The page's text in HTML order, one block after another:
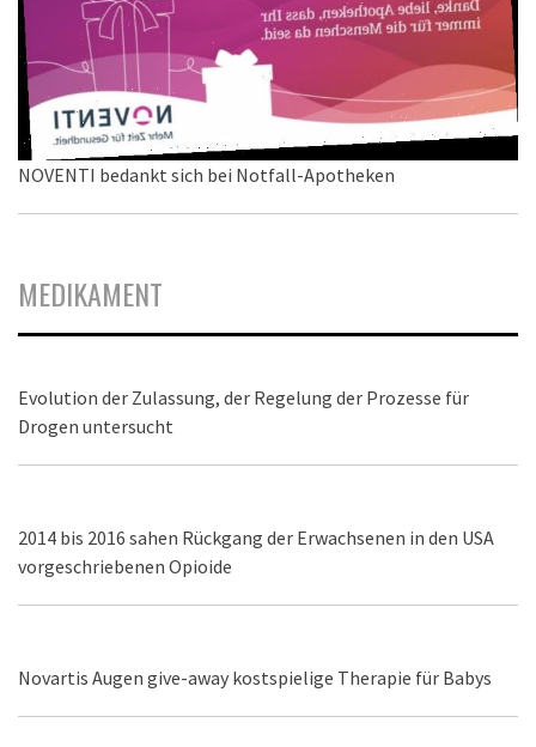
NOVENTI bedankt sich bei Notfall-Apotheken
MEDIKAMENT
Evolution der Zulassung, der Regelung der Prozesse für
Drogen untersucht
2014 bis 2016 sahen Rückgang der Erwachsenen in den USA
vorgeschriebenen Opioide
Novartis Augen give-away kostspielige Therapie für Babys